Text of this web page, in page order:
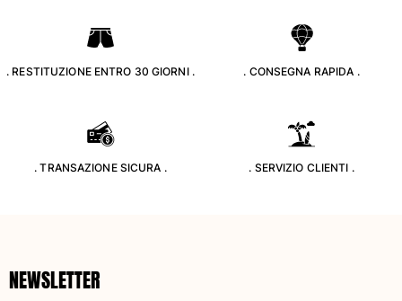
Giochi da spiaggia
Vedi tutti i Portachiavi
Gioielli e Orologi
Regali
. RESTITUZIONE ENTRO 30 GIORNI . . CONSEGNA RAPIDA .
. TRANSAZIONE SICURA . . SERVIZIO CLIENTI .
NEWSLETTER